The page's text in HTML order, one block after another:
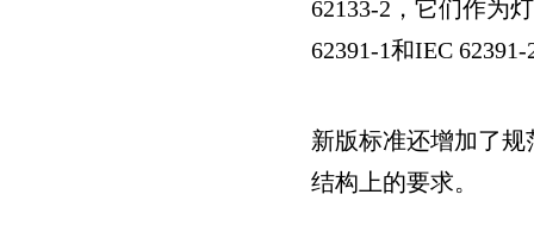
62133-2 ，它们作为
62391-1和IEC 62391-
新版标准还增加了规
结构上的要求。